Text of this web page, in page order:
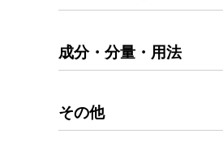
成分・分量・用法
その他